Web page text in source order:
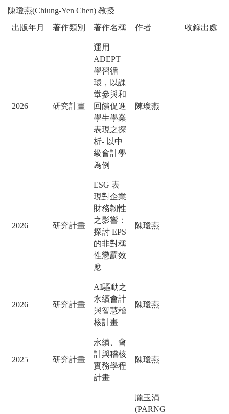
陳瓊燕(Chiung-Yen Chen) 教授
出版年月
著作類別 著作名稱 作者 收錄出處
2026 研究計畫
運用
ADEPT
學習循
環，以課
堂參與和
回饋促進
學生學業
表現之探
析- 以中
級會計學
為例
陳瓊燕
2026 研究計畫
ESG 表
現對企業
財務韌性
之影響：
探討 EPS
的非對稱
性懲罰效
應
陳瓊燕
2026 研究計畫
AI驅動之
永續會計
與智慧稽
核計畫
陳瓊燕
2025 研究計畫
永續、會
計與稽核
實務學程
計畫
陳瓊燕
龎玉涓
(PARNG